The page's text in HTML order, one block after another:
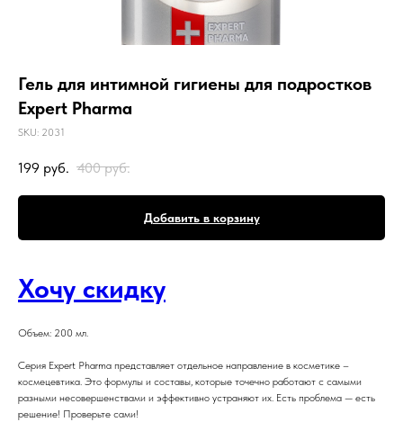
Гель для интимной гигиены для подростков
Expert Pharma
SKU: 2031
199 руб. 400 руб.
Добавить в корзину
Хочу скидку
Объем: 200 мл.
Серия Expert Pharma представляет отдельное направление в косметике –
космецевтика. Это формулы и составы, которые точечно работают с самыми
разными несовершенствами и эффективно устраняют их. Есть проблема — есть
решение! Проверьте сами!